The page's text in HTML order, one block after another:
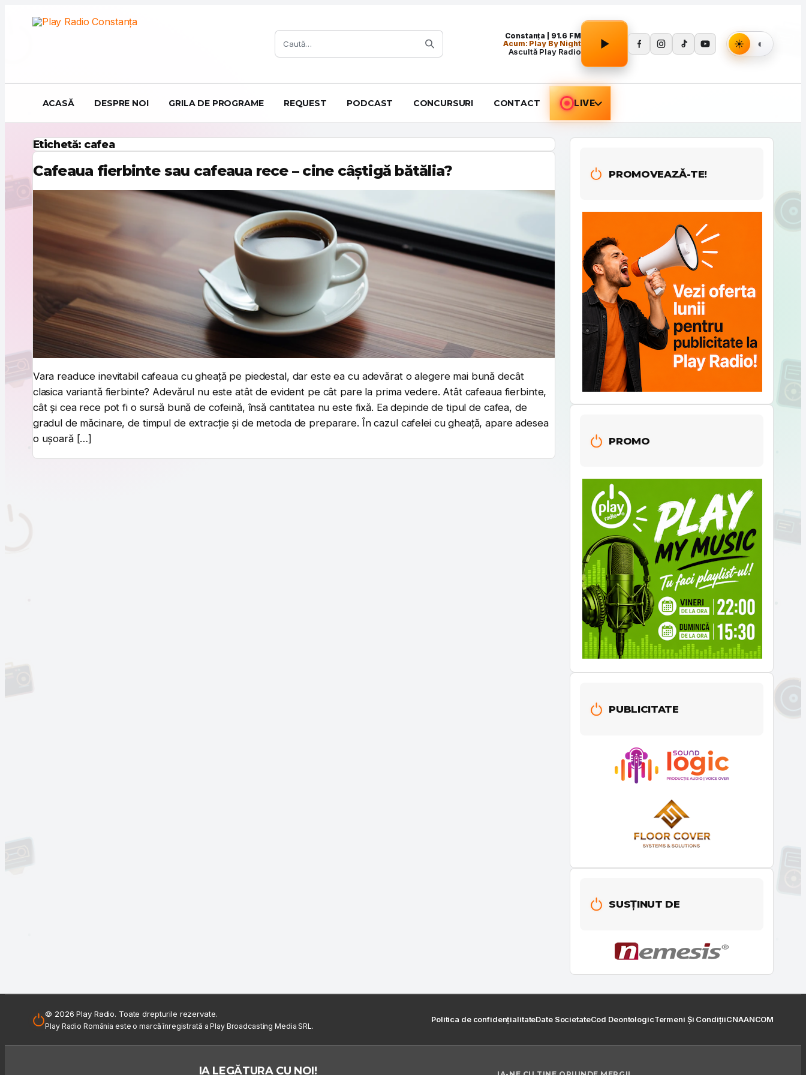
Caută:
Constanța | 91.6 FM
Acum: Play By Night
Ascultă Play Radio
Apasă Play pentru a porni redarea.
ACASĂ DESPRE NOI GRILA DE PROGRAME REQUEST PODCAST CONCURSURI CONTACT LIVE
Etichetă: cafea
Cafeaua fierbinte sau cafeaua rece – cine câștigă bătălia?
Vara readuce inevitabil cafeaua cu gheață pe piedestal, dar este ea cu adevărat o alegere mai bună decât
clasica variantă fierbinte? Adevărul nu este atât de evident pe cât pare la prima vedere. Atât cafeaua fierbinte,
cât și cea rece pot fi o sursă bună de cofeină, însă cantitatea nu este fixă. Ea depinde de tipul de cafea, de
gradul de măcinare, de timpul de extracție și de metoda de preparare. În cazul cafelei cu gheață, apare adesea
o ușoară […]
PROMOVEAZĂ-TE!
PROMO
PUBLICITATE
SUSȚINUT DE
© 2026 Play Radio. Toate drepturile rezervate.
Play Radio România este o marcă înregistrată a Play Broadcasting Media SRL.
Politica de confidențialitateDate SocietateCod DeontologicTermeni Și CondițiiCNAANCOM
IA LEGĂTURA CU NOI!